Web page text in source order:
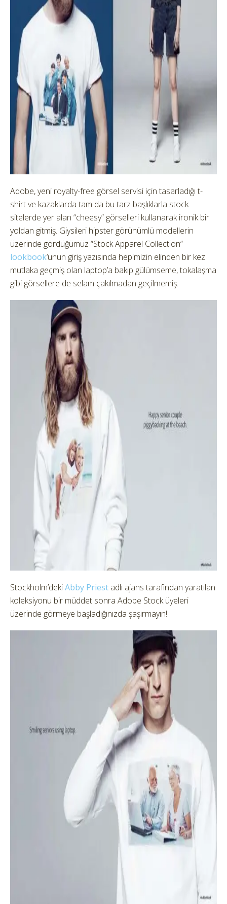
Adobe, yeni royalty-free görsel servisi için tasarladığı t-
shirt ve kazaklarda tam da bu tarz başlıklarla stock
sitelerde yer alan “cheesy” görselleri kullanarak ironik bir
yoldan gitmiş. Giysileri hipster görünümlü modellerin
üzerinde gördüğümüz “Stock Apparel Collection”
lookbook‘unun giriş yazısında hepimizin elinden bir kez
mutlaka geçmiş olan laptop’a bakıp gülümseme, tokalaşma
gibi görsellere de selam çakılmadan geçilmemiş.
Stockholm’dekiAbby Priest adlı ajans tarafından yaratılan
koleksiyonu bir müddet sonra Adobe Stock üyeleri
üzerinde görmeye başladığınızda şaşırmayın!